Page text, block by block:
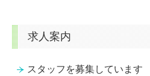
求人案内
スタッフを募集しています